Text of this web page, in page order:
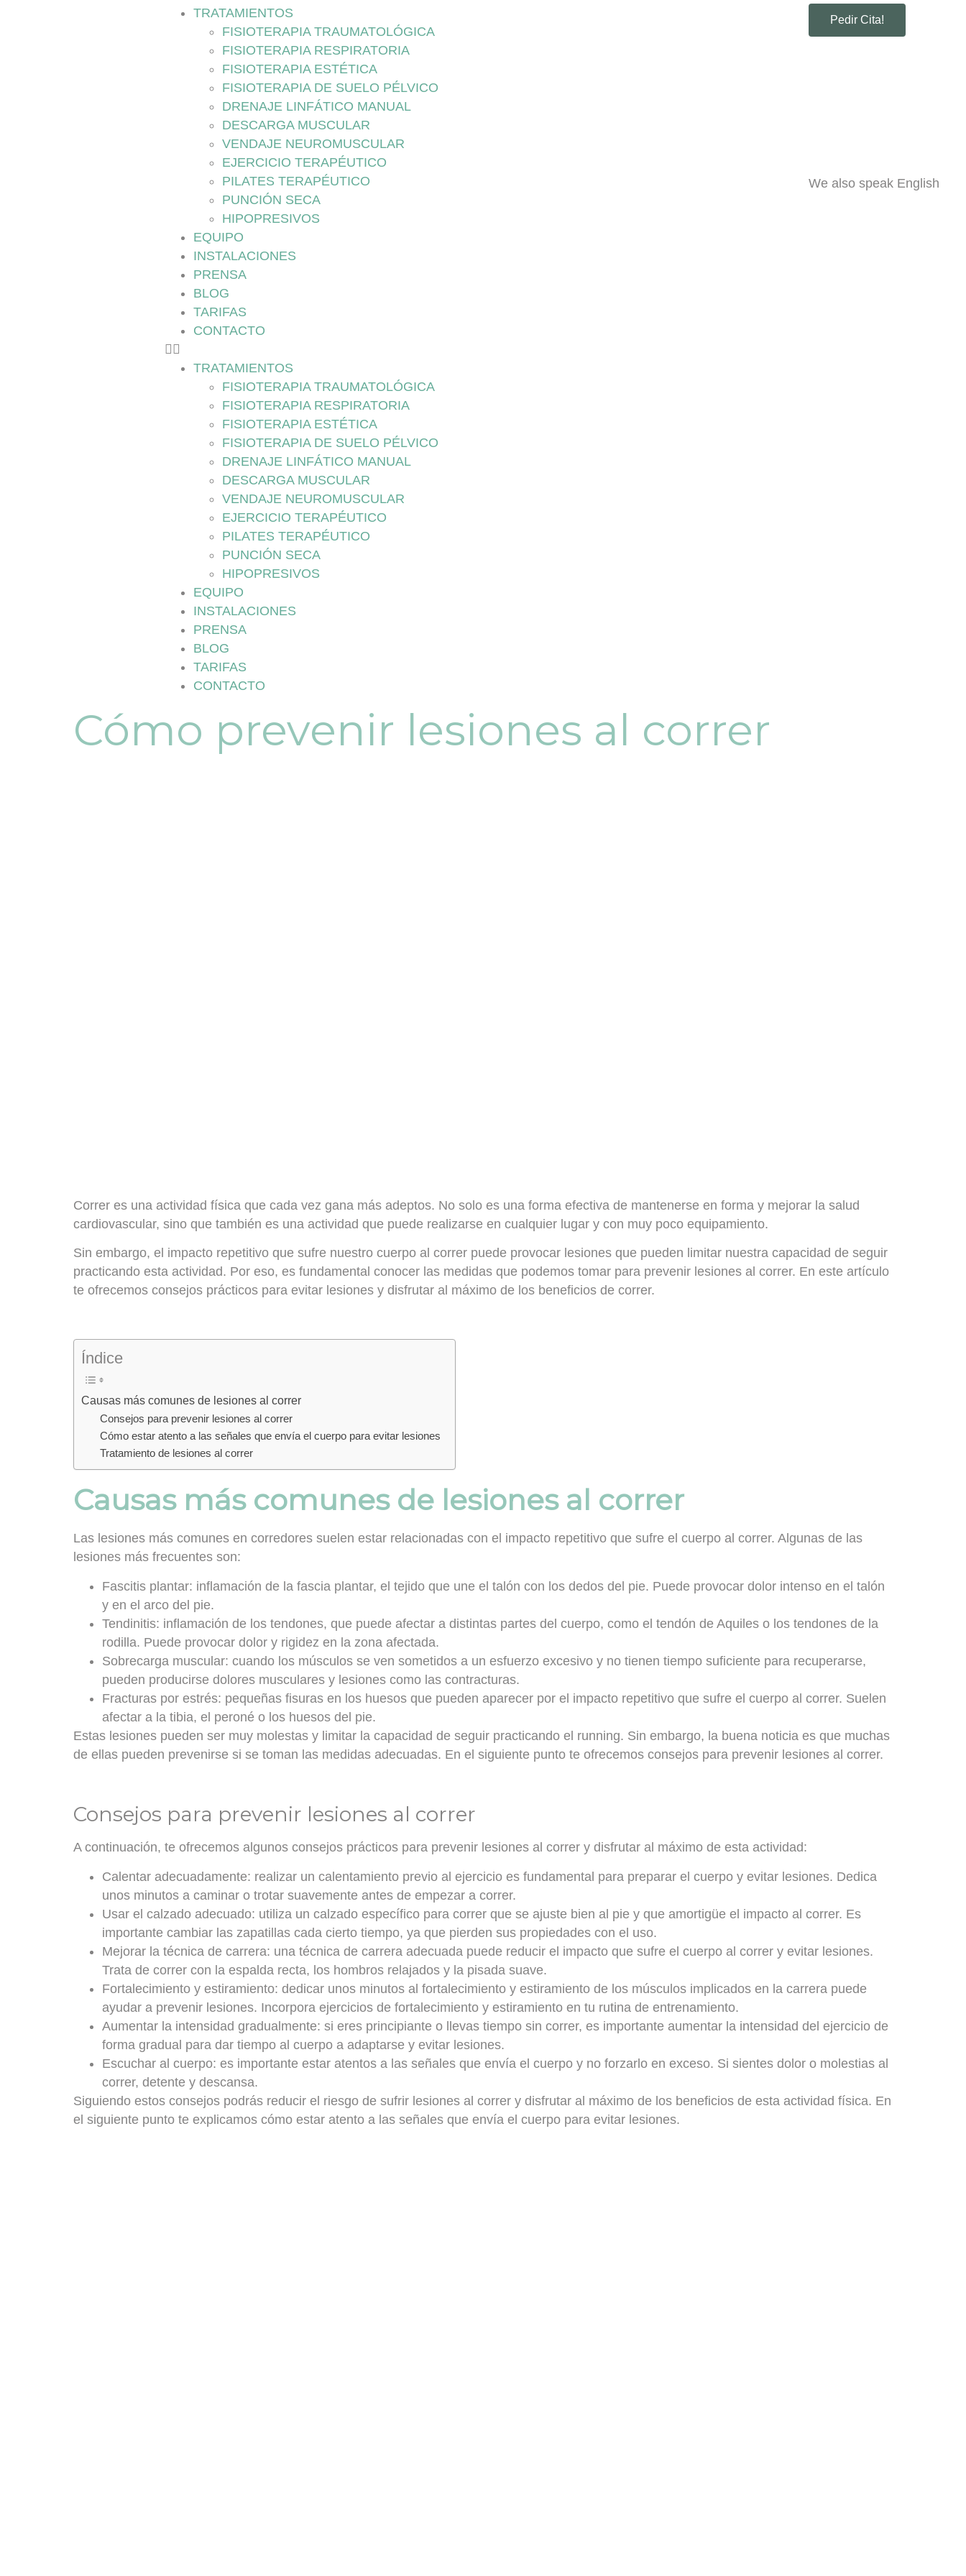
TRATAMIENTOS
FISIOTERAPIA TRAUMATOLÓGICA
FISIOTERAPIA RESPIRATORIA
FISIOTERAPIA ESTÉTICA
FISIOTERAPIA DE SUELO PÉLVICO
DRENAJE LINFÁTICO MANUAL
DESCARGA MUSCULAR
VENDAJE NEUROMUSCULAR
EJERCICIO TERAPÉUTICO
PILATES TERAPÉUTICO
PUNCIÓN SECA
HIPOPRESIVOS
EQUIPO
INSTALACIONES
PRENSA
BLOG
TARIFAS
CONTACTO
TRATAMIENTOS
FISIOTERAPIA TRAUMATOLÓGICA
FISIOTERAPIA RESPIRATORIA
FISIOTERAPIA ESTÉTICA
FISIOTERAPIA DE SUELO PÉLVICO
DRENAJE LINFÁTICO MANUAL
DESCARGA MUSCULAR
VENDAJE NEUROMUSCULAR
EJERCICIO TERAPÉUTICO
PILATES TERAPÉUTICO
PUNCIÓN SECA
HIPOPRESIVOS
EQUIPO
INSTALACIONES
PRENSA
BLOG
TARIFAS
CONTACTO
Pedir Cita!
We also speak English
Cómo prevenir lesiones al correr
Correr es una actividad física que cada vez gana más adeptos. No solo es una forma efectiva de mantenerse en forma y mejorar la salud
cardiovascular, sino que también es una actividad que puede realizarse en cualquier lugar y con muy poco equipamiento.
Sin embargo, el impacto repetitivo que sufre nuestro cuerpo al correr puede provocar lesiones que pueden limitar nuestra capacidad de seguir
practicando esta actividad. Por eso, es fundamental conocer las medidas que podemos tomar para prevenir lesiones al correr. En este artículo
te ofrecemos consejos prácticos para evitar lesiones y disfrutar al máximo de los beneficios de correr.
Índice
Causas más comunes de lesiones al correr
Consejos para prevenir lesiones al correr
Cómo estar atento a las señales que envía el cuerpo para evitar lesiones
Tratamiento de lesiones al correr
Causas más comunes de lesiones al correr
Las lesiones más comunes en corredores suelen estar relacionadas con el impacto repetitivo que sufre el cuerpo al correr. Algunas de las
lesiones más frecuentes son:
Fascitis plantar: inflamación de la fascia plantar, el tejido que une el talón con los dedos del pie. Puede provocar dolor intenso en el talón
y en el arco del pie.
Tendinitis: inflamación de los tendones, que puede afectar a distintas partes del cuerpo, como el tendón de Aquiles o los tendones de la
rodilla. Puede provocar dolor y rigidez en la zona afectada.
Sobrecarga muscular: cuando los músculos se ven sometidos a un esfuerzo excesivo y no tienen tiempo suficiente para recuperarse,
pueden producirse dolores musculares y lesiones como las contracturas.
Fracturas por estrés: pequeñas fisuras en los huesos que pueden aparecer por el impacto repetitivo que sufre el cuerpo al correr. Suelen
afectar a la tibia, el peroné o los huesos del pie.
Estas lesiones pueden ser muy molestas y limitar la capacidad de seguir practicando el running. Sin embargo, la buena noticia es que muchas
de ellas pueden prevenirse si se toman las medidas adecuadas. En el siguiente punto te ofrecemos consejos para prevenir lesiones al correr.
Consejos para prevenir lesiones al correr
A continuación, te ofrecemos algunos consejos prácticos para prevenir lesiones al correr y disfrutar al máximo de esta actividad:
Calentar adecuadamente: realizar un calentamiento previo al ejercicio es fundamental para preparar el cuerpo y evitar lesiones. Dedica
unos minutos a caminar o trotar suavemente antes de empezar a correr.
Usar el calzado adecuado: utiliza un calzado específico para correr que se ajuste bien al pie y que amortigüe el impacto al correr. Es
importante cambiar las zapatillas cada cierto tiempo, ya que pierden sus propiedades con el uso.
Mejorar la técnica de carrera: una técnica de carrera adecuada puede reducir el impacto que sufre el cuerpo al correr y evitar lesiones.
Trata de correr con la espalda recta, los hombros relajados y la pisada suave.
Fortalecimiento y estiramiento: dedicar unos minutos al fortalecimiento y estiramiento de los músculos implicados en la carrera puede
ayudar a prevenir lesiones. Incorpora ejercicios de fortalecimiento y estiramiento en tu rutina de entrenamiento.
Aumentar la intensidad gradualmente: si eres principiante o llevas tiempo sin correr, es importante aumentar la intensidad del ejercicio de
forma gradual para dar tiempo al cuerpo a adaptarse y evitar lesiones.
Escuchar al cuerpo: es importante estar atentos a las señales que envía el cuerpo y no forzarlo en exceso. Si sientes dolor o molestias al
correr, detente y descansa.
Siguiendo estos consejos podrás reducir el riesgo de sufrir lesiones al correr y disfrutar al máximo de los beneficios de esta actividad física. En
el siguiente punto te explicamos cómo estar atento a las señales que envía el cuerpo para evitar lesiones.